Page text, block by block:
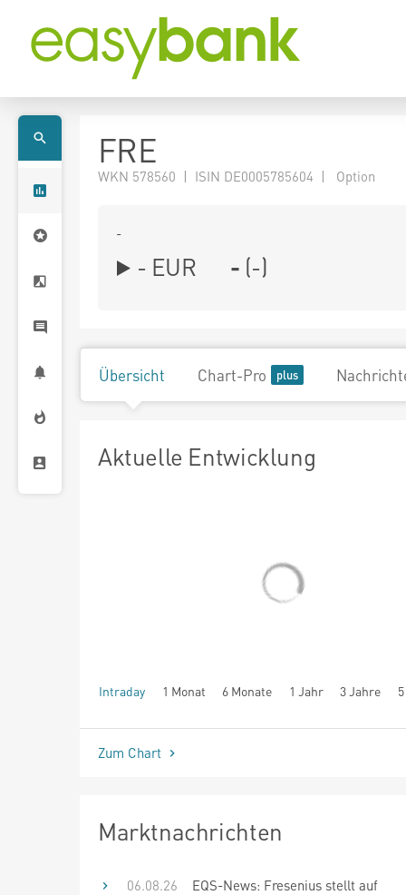
FRE
WKN 578560 | ISIN DE0005785604 | Option
-
- EUR - (-)
Übersicht Chart-Pro
Aktuelle Entwicklung
Intraday 1 Monat 6 Monate 1 Jahr 3 Jahre
seit Beginn
Zum Chart
Marktnachrichten
06.08.26
EQS-News: Fresenius stellt auf